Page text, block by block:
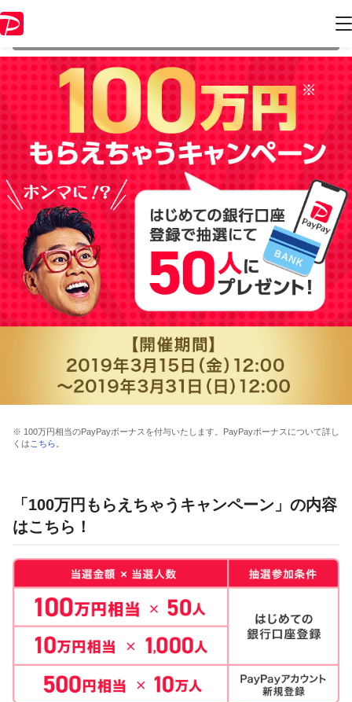
情報はキャンペーン終了時点のものになります。
※ 100万円相当のPayPayボーナスを付与いたします。PayPayボーナスについて詳し
くは こちら
「100万円もらえちゃうキャンペーン」の内容
はこちら！